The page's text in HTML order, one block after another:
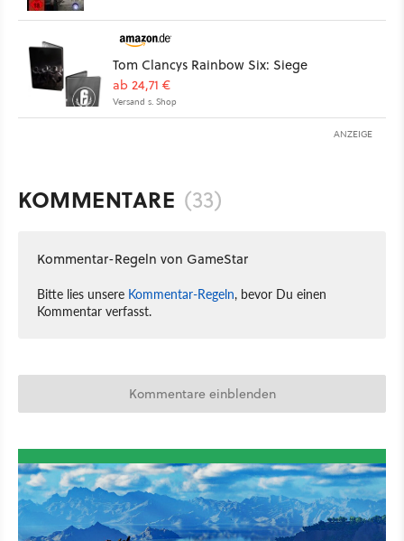
Tom Clancys Rainbow Six: Siege
ab 24,71 €
Versand s. Shop
ANZEIGE
KOMMENTARE (33)
Kommentar-Regeln von GameStar
Bitte lies unsere Kommentar-Regeln, bevor Du einen
Kommentar verfasst.
Kommentare einblenden